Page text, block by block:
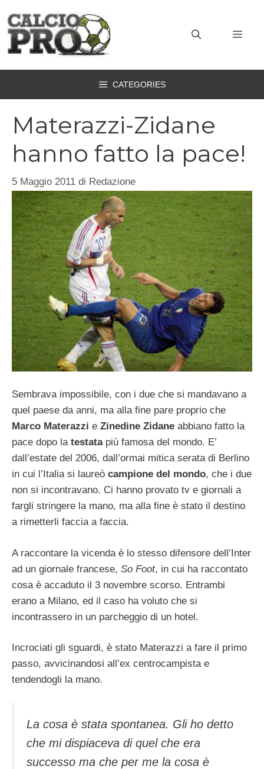
contenuto
CATEGORIES
Materazzi-Zidane
hanno fatto la pace!
5 Maggio 2011 di Redazione
Sembrava impossibile, con i due che si mandavano a
quel paese da anni, ma alla fine pare proprio che
Marco Materazzi e Zinedine Zidane abbiano fatto la
pace dopo la testata più famosa del mondo. E’
dall’estate del 2006, dall’ormai mitica serata di Berlino
in cui l’Italia si laureò campione del mondo, che i due
non si incontravano. Ci hanno provato tv e giornali a
fargli stringere la mano, ma alla fine è stato il destino
a rimetterli faccia a faccia.
A raccontare la vicenda è lo stesso difensore dell’Inter
ad un giornale francese, So Foot, in cui ha raccontato
cosa è accaduto il 3 novembre scorso. Entrambi
erano a Milano, ed il caso ha voluto che si
incontrassero in un parcheggio di un hotel.
Incrociati gli sguardi, è stato Materazzi a fare il primo
passo, avvicinandosi all’ex centrocampista e
tendendogli la mano.
La cosa è stata spontanea. Gli ho detto
che mi dispiaceva di quel che era
successo ma che per me la cosa è